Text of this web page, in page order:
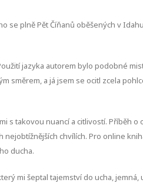
se plně Pět Číňanů oběšených v
jazyka autorem bylo podobné
směrem, a já jsem se ocitl zcela
s takovou nuancí a citlivostí. Příběh o
nejobtížnějších chvílích. Pro online
ducha.
mi šeptal tajemství do ucha, jemná,